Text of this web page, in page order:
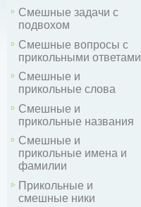
Смешные задачи с
подвохом
Смешные вопросы с
прикольными ответами
Смешные и
прикольные слова
Смешные и
прикольные названия
Смешные и
прикольные имена и
фамилии
Прикольные и
смешные ники